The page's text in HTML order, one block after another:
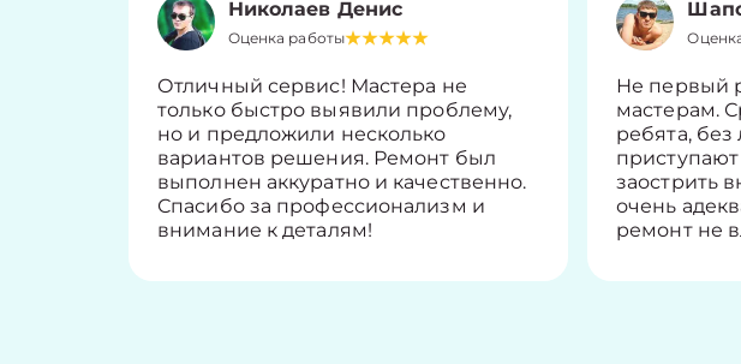
Николаев Денис
Оценка работы
Отличный сервис! Мастера не
только быстро выявили проблему,
но и предложили несколько
вариантов решения. Ремонт был
выполнен аккуратно и качественно.
Спасибо за профессионализм и
внимание к деталям!
Не первый
мастерам.
ребята,
приступают
заострить
очень
ремонт не